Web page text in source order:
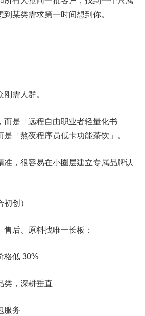
某类需求第一时间想到你。
需人群。
而是「远程自由职业者轻量化书
「熬夜程序员低卡功能茶饮」。
准，很容易在小圈层建立专属品牌认
创）
后、原料找唯一长板：
格低 30%
类，深耕垂直
服务